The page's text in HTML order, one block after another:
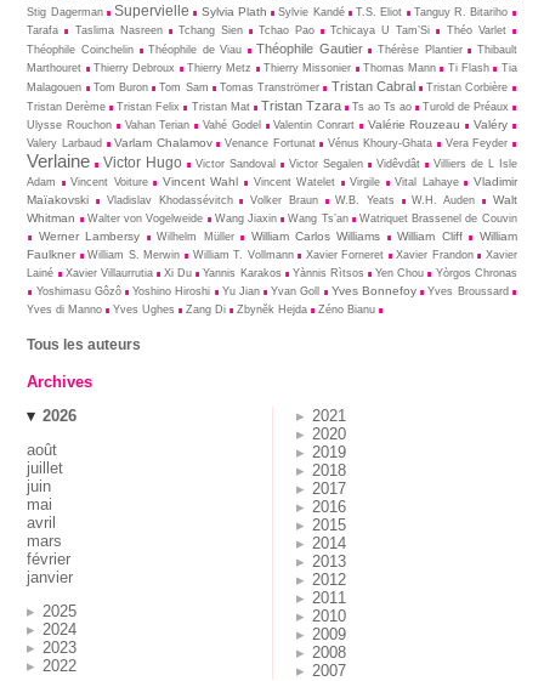
Stig Dagerman
Supervielle Sylvia Plath Sylvie Kandé T.S. Eliot
Tanguy R. Bitariho
Tarafa
Taslima Nasreen Tchang Sien Tchao Pao Tchicaya U Tam’Si
Théo Varlet
Théophile Coinchelin
Théophile de Viau Théophile Gautier Thérèse Plantier
Thibault
Marthouret
Thierry Debroux Thierry Metz Thierry Missonier Thomas Mann Ti Flash
Tia
Malagouen
Tom Buron Tom Sam Tomas Tranströmer Tristan Cabral
Tristan Corbière
Tristan Derème
Tristan Felix Tristan Mat Tristan Tzara Ts ao Ts ao
Turold de Préaux
Ulysse Rouchon
Vahan Terian Vahé Godel Valentin Conrart Valérie Rouzeau Valéry
Valery Larbaud Varlam Chalamov Venance Fortunat Vénus Khoury-Ghata Vera Feyder
Verlaine Victor Hugo Victor Sandoval Victor Segalen Vidêvdât
Villiers de L Isle
Adam
Vincent Voiture Vincent Wahl Vincent Watelet Virgile Vital Lahaye
Vladimir
Maïakovski
Vladislav Khodassévitch Volker Braun W.B. Yeats W.H. Auden
Walt
Whitman
Walter von Vogelweide Wang Jiaxin Wang Ts’an Watriquet Brassenel de Couvin
Werner Lambersy Wilhelm Müller William Carlos Williams William Cliff
William
Faulkner
William S. Merwin William T. Vollmann Xavier Forneret Xavier Frandon
Xavier
Lainé
Xavier Villaurrutia Xi Du Yannis Karakos Yànnis Rìtsos Yen Chou
Yòrgos Chronas
Yoshimasu Gôzô
Yoshino Hiroshi Yu Jian Yvan Goll Yves Bonnefoy
Yves Broussard
Yves di Manno
Yves Ughes Zang Di Zbynĕk Hejda Zéno Bianu
Tous les auteurs
Archives
2026
août
juillet
juin
mai
avril
mars
février
janvier
2025
2024
2023
2022
2021
2020
2019
2018
2017
2016
2015
2014
2013
2012
2011
2010
2009
2008
2007